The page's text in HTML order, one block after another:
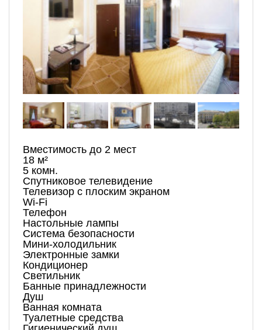
Вместимость до 2 мест
18 м²
5 комн.
Спутниковое телевидение
Телевизор с плоским экраном
Wi-Fi
Телефон
Настольные лампы
Система безопасности
Мини-холодильник
Электронные замки
Кондиционер
Светильник
Банные принадлежности
Душ
Ванная комната
Туалетные средства